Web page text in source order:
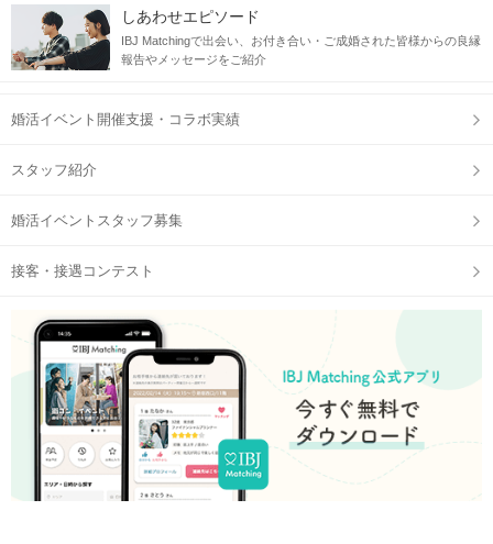
しあわせエピソード
IBJ Matchingで出会い、お付き合い・ご成婚された皆様からの良縁
報告やメッセージをご紹介
婚活イベント開催支援・コラボ実績
スタッフ紹介
婚活イベントスタッフ募集
接客・接遇コンテスト